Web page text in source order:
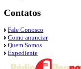
Contatos
Fale Conosco
Como anunciar
Quem Somos
Expediente